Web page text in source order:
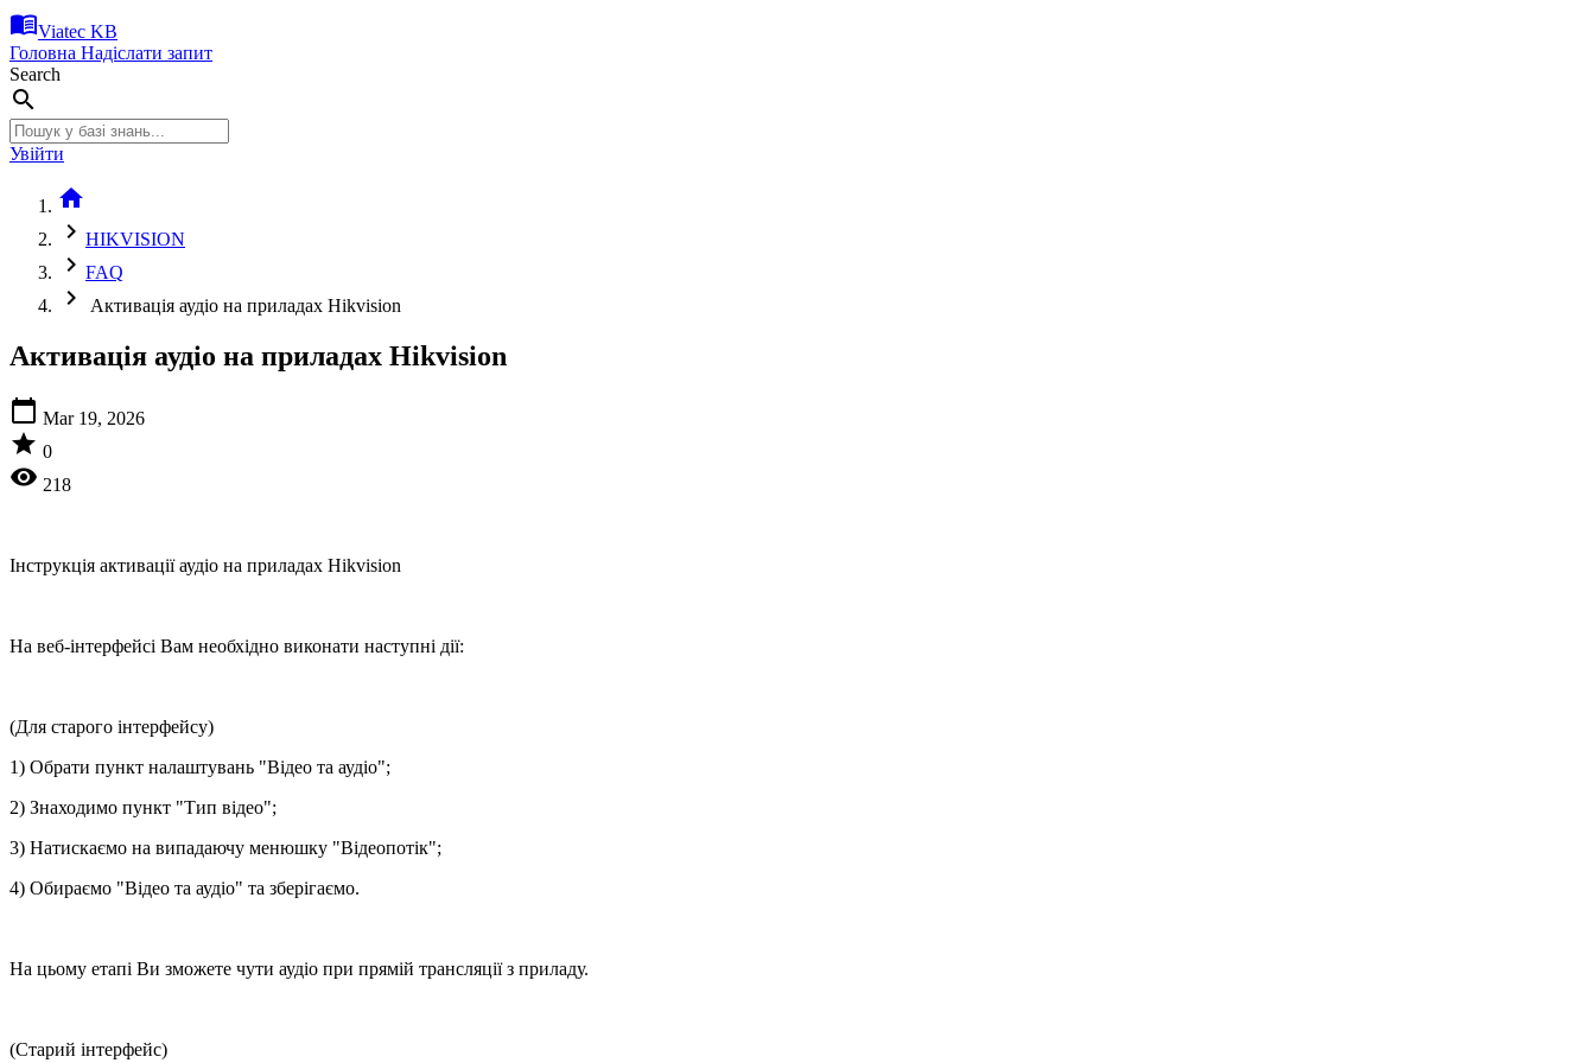
menu_bookViatec KB
Головна Надіслати запит
Search
search
Увійти
home
chevron_right HIKVISION
chevron_right FAQ
chevron_right Активація аудіо на приладах Hikvision
Активація аудіо на приладах Hikvision
calendar_today Mar 19, 2026
star 0
visibility 218
Інструкція активації аудіо на приладах Hikvision
На веб-інтерфейсі Вам необхідно виконати наступні дії:
(Для старого інтерфейсу)
1) Обрати пункт налаштувань "Відео та аудіо";
2) Знаходимо пункт "Тип відео";
3) Натискаємо на випадаючу менюшку "Відеопотік";
4) Обираємо "Відео та аудіо" та зберігаємо.
На цьому етапі Ви зможете чути аудіо при прямій трансляції з приладу.
(Старий інтерфейс)